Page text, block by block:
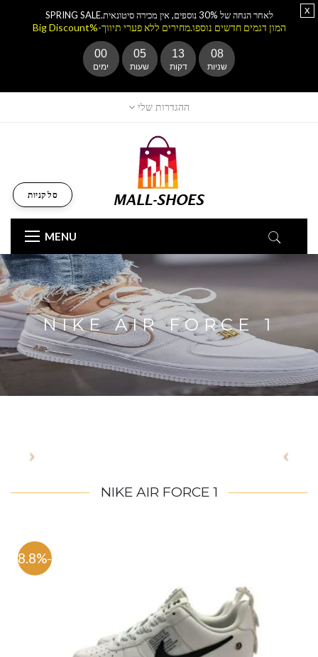
ההגדרות שלי
MENU
סל קניות
NIKE AIR FORCE 1
NIKE AIR FORCE 1
-48.8%
לאחר הנחה של 30% נוספים, אין מכירה סיטונאית.SPRING SALE
המון דגמים חדשים נוספו.מחירים ללא פערי תיווך-%Big Discount
00
ימים
05
שעות
13
דקות
07
שניות
x